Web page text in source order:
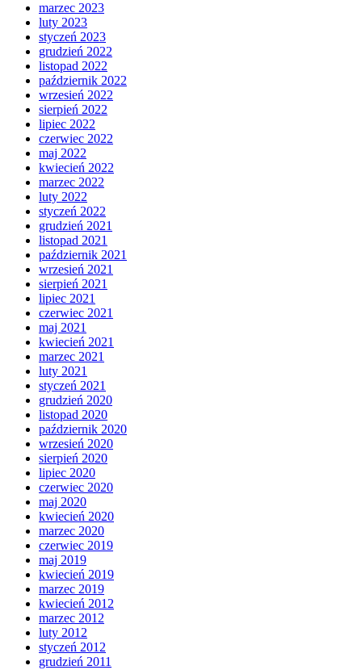
marzec 2023
luty 2023
styczeń 2023
grudzień 2022
listopad 2022
październik 2022
wrzesień 2022
sierpień 2022
lipiec 2022
czerwiec 2022
maj 2022
kwiecień 2022
marzec 2022
luty 2022
styczeń 2022
grudzień 2021
listopad 2021
październik 2021
wrzesień 2021
sierpień 2021
lipiec 2021
czerwiec 2021
maj 2021
kwiecień 2021
marzec 2021
luty 2021
styczeń 2021
grudzień 2020
listopad 2020
październik 2020
wrzesień 2020
sierpień 2020
lipiec 2020
czerwiec 2020
maj 2020
kwiecień 2020
marzec 2020
czerwiec 2019
maj 2019
kwiecień 2019
marzec 2019
kwiecień 2012
marzec 2012
luty 2012
styczeń 2012
grudzień 2011